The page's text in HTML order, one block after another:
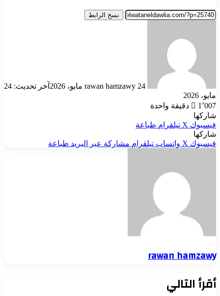
نسخ الرابط
rawan hamzawy 24 مايو، 2026
آخر تحديث: 24
مايو، 2026
1٬007
دقيقة واحدة
شاركها
فيسبوك ‫X تيلقرام طباعة
شاركها
فيسبوك ‫X واتساب تيلقرام مشاركة عبر البريد طباعة
rawan hamzawy
أقرأ التالي